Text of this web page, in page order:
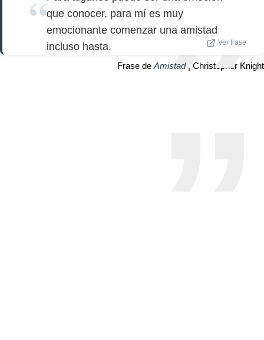
que conocer, para mí es muy
emocionante comenzar una amistad
incluso hasta.
Ver frase
Frase de Amistad| Christopher Knight